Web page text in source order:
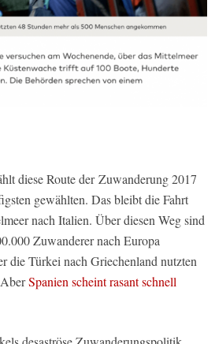
diese Route der Zuwanderung 2017
gewählten. Das bleibt die Fahrt
nach Italien. Über diesen Weg sind
Zuwanderer nach Europa
die Türkei nach Griechenland nutzten
Spanien scheint rasant schnell